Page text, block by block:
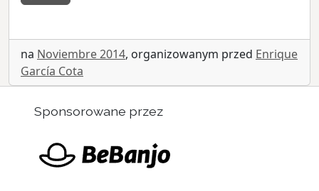
na Noviembre 2014, organizowanym przed Enrique
García Cota
Sponsorowane przez